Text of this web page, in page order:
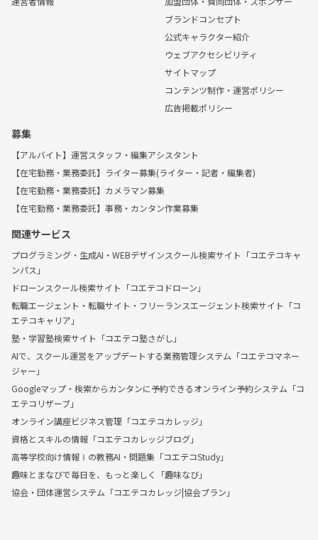
ブランドコンセプト
公式キャラクター紹介
ウェブアクセシビリティ
サイトマップ
コンテンツ制作・運営ポリシー
広告掲載ポリシー
募集
【アルバイト】運営スタッフ・編集アシスタント
【在宅勤務・業務委託】ライター募集(ライター・記者・編集者)
【在宅勤務・業務委託】カメラマン募集
【在宅勤務・業務委託】事務・カンタン作業募集
関連サービス
プログラミング・生成AI・WEBデザインスクール検索サイト「コエテコキャ
ンパス」
ドローンスクール検索サイト「コエテコドローン」
転職エージェント・転職サイト・フリーランスエージェント検索サイト「コ
エテコキャリア」
塾・学習塾検索サイト「コエテコ塾さがし」
AIで、スクール運営をアップデートする業務管理システム「コエテコマネー
ジャー」
Googleマップ・検索からカンタンに予約できるオンライン予約システム「コ
エテコリザーブ」
オンライン講座ビジネス管理「コエテコカレッジ」
資格とスキルの情報「コエテコカレッジブログ」
高等学校向け情報Ⅰの教務AI・問題集「コエテコStudy」
趣味とまなびで毎日を、もっと楽しく「趣味なび」
協会・団体運営システム「コエテコカレッジ|協会プラン」